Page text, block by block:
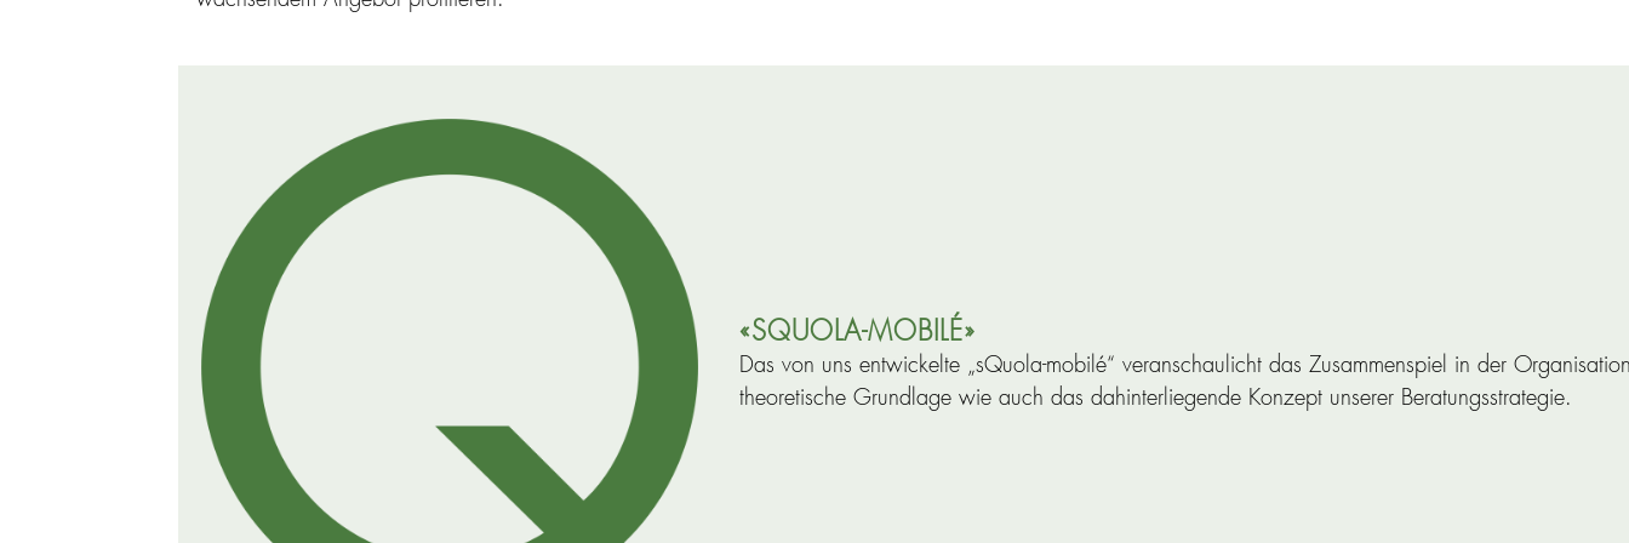
«SQUOLA-MOBILÉ»
Das von uns entwickelte „sQuola-mobilé“ veranschaulicht das Zusammenspiel in der
theoretische Grundlage wie auch das dahinterliegende Konzept unserer Beratungsstrategie.